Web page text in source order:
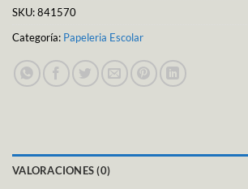
SKU:841570
Categoría: Papeleria Escolar
VALORACIONES (0)